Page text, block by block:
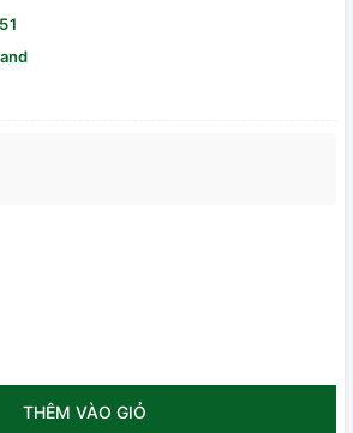
THÊM VÀO GIỎ